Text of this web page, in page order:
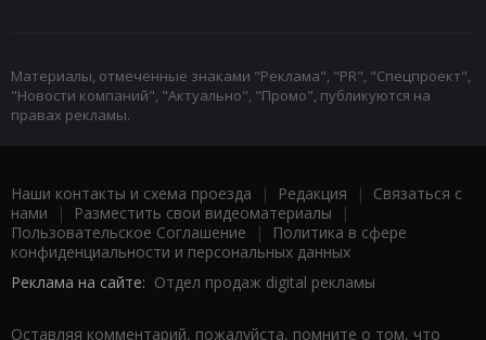
Материалы, отмеченные знаками "Реклама", "PR", "Спецпроект",
"Новости компаний", "Актуально", "Промо", публикуются на
правах рекламы.
Наши контакты и схема проезда | Редакция | Связаться с
нами | Разместить свои видеоматериалы |
Пользовательское Соглашение |
Политика в сфере
конфиденциальности и персональных данных
Реклама на сайте: Отдел продаж digital рекламы
Оставляя комментарий, пожалуйста, помните о том, что